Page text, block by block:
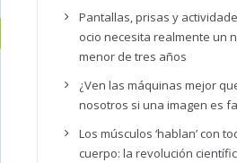
Pantallas, prisas y
ocio necesita realmente un
menor de tres años
¿Ven las máquinas mejor
nosotros si una imagen es
Los músculos ‘hablan’ con
cuerpo: la revolución